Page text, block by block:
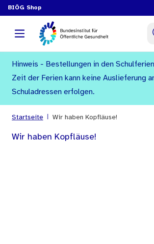
BIÖG Shop
Hinweis - Bestellungen in den
Zeit der Ferien kann keine Auslieferung
Schuladressen erfolgen.
Startseite Wir haben Kopfläuse!
Wir haben Kopfläuse!